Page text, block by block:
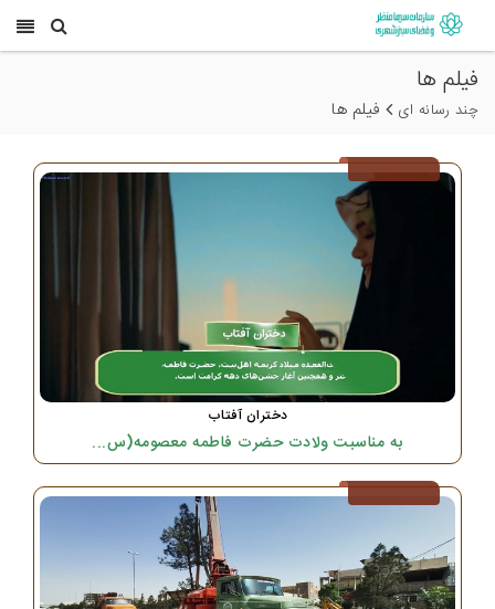
فیلم ها
چند رسانه ای فیلم ها
دختران آفتاب
به مناسبت ولادت حضرت فاطمه معصومه(س...